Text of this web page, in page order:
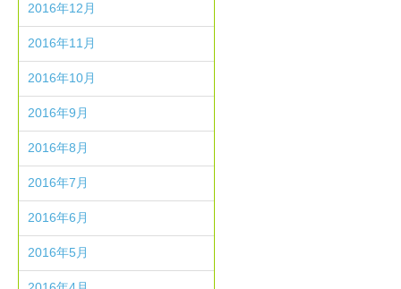
2016年12月
2016年11月
2016年10月
2016年9月
2016年8月
2016年7月
2016年6月
2016年5月